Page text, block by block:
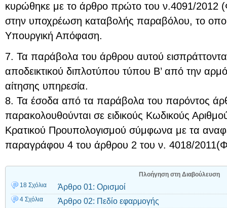
κυρώθηκε με το άρθρο πρώτο του ν.4091/2012
στην υποχρέωση καταβολής παραβόλου, το
Υπουργική Απόφαση.
7. Τα παράβολα του άρθρου αυτού
αποδεικτικού διπλοτύπου τύπου Β’ από την
αίτησης υπηρεσία.
8. Τα έσοδα από τα παράβολα του παρόντος
παρακολουθούνται σε ειδικούς Κωδικούς
Κρατικού Προυπολογισμού σύμφωνα με τα
παραγράφου 4 του άρθρου 2 του ν. 4018/
Πλοήγηση στη Διαβούλευση
18 Σχόλια
Άρθρο 01: Ορισμοί
4 Σχόλια Άρθρο 02: Πεδίο εφαρμογής